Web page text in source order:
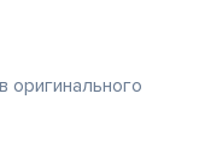
оригинального